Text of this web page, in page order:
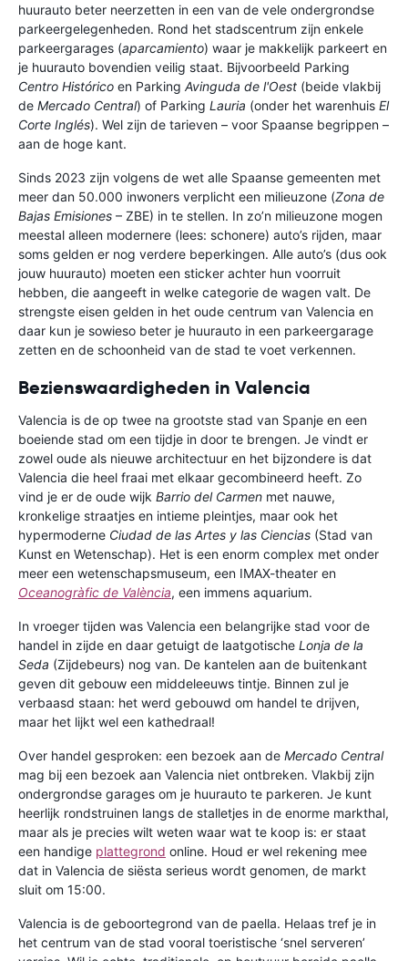
huurauto beter neerzetten in een van de vele ondergrondse
parkeergelegenheden. Rond het stadscentrum zijn enkele
parkeergarages (aparcamiento) waar je makkelijk parkeert en
je huurauto bovendien veilig staat. Bijvoorbeeld Parking
Centro Histórico en Parking Avinguda de l'Oest (beide vlakbij
de Mercado Central) of Parking Lauria (onder het warenhuis El
Corte Inglés). Wel zijn de tarieven – voor Spaanse begrippen –
aan de hoge kant.
Sinds 2023 zijn volgens de wet alle Spaanse gemeenten met
meer dan 50.000 inwoners verplicht een milieuzone (Zona de
Bajas Emisiones – ZBE) in te stellen. In zo’n milieuzone mogen
meestal alleen modernere (lees: schonere) auto’s rijden, maar
soms gelden er nog verdere beperkingen. Alle auto’s (dus ook
jouw huurauto) moeten een sticker achter hun voorruit
hebben, die aangeeft in welke categorie de wagen valt. De
strengste eisen gelden in het oude centrum van Valencia en
daar kun je sowieso beter je huurauto in een parkeergarage
zetten en de schoonheid van de stad te voet verkennen.
Bezienswaardigheden in Valencia
Valencia is de op twee na grootste stad van Spanje en een
boeiende stad om een tijdje in door te brengen. Je vindt er
zowel oude als nieuwe architectuur en het bijzondere is dat
Valencia die heel fraai met elkaar gecombineerd heeft. Zo
vind je er de oude wijk Barrio del Carmen met nauwe,
kronkelige straatjes en intieme pleintjes, maar ook het
hypermoderne Ciudad de las Artes y las Ciencias (Stad van
Kunst en Wetenschap). Het is een enorm complex met onder
meer een wetenschapsmuseum, een IMAX-theater en
Oceanogràfic de València, een immens aquarium.
In vroeger tijden was Valencia een belangrijke stad voor de
handel in zijde en daar getuigt de laatgotische Lonja de la
Seda (Zijdebeurs) nog van. De kantelen aan de buitenkant
geven dit gebouw een middeleeuws tintje. Binnen zul je
verbaasd staan: het werd gebouwd om handel te drijven,
maar het lijkt wel een kathedraal!
Over handel gesproken: een bezoek aan de Mercado Central
mag bij een bezoek aan Valencia niet ontbreken. Vlakbij zijn
ondergrondse garages om je huurauto te parkeren. Je kunt
heerlijk rondstruinen langs de stalletjes in de enorme markthal,
maar als je precies wilt weten waar wat te koop is: er staat
een handige plattegrond online. Houd er wel rekening mee
dat in Valencia de siësta serieus wordt genomen, de markt
sluit om 15:00.
Valencia is de geboortegrond van de paella. Helaas tref je in
het centrum van de stad vooral toeristische ‘snel serveren’